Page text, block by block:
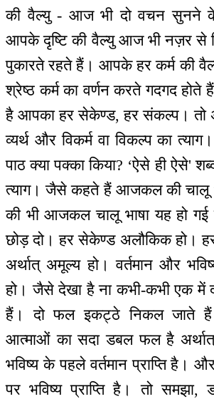
की वैल्यु - आज भी दो वचन सुनने
आपके दृष्टि की वैल्यु आज भी नज़र से
पुकारते रहते हैं। आपके हर कर्म की
श्रेष्ठ कर्म का वर्णन करते गदगद होते
है आपका हर सेकेण्ड, हर संकल्प। तो
व्यर्थ और विकर्म वा विकल्प का
पाठ क्या पक्का किया? ‘ऐसे ही ऐसे'
त्याग। जैसे कहते हैं आजकल की चालू
की भी आजकल चालू भाषा यह हो गई
छोड़ दो। हर सेकेण्ड अलौकिक हो।
अर्थात् अमूल्य हो। वर्तमान और
हो। जैसे देखा है ना कभी-कभी एक में
हैं। दो फल इकट्ठे निकल जाते
आत्माओं का सदा डबल फल है अर्थात्
भविष्य के पहले वर्तमान प्राप्ति है।
पर भविष्य प्राप्ति है। तो